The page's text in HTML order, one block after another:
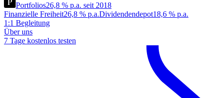
Portfolios26,8 % p.a. seit 2018
Finanzielle Freiheit26,8 % p.a.Dividendendepot18,6 % p.a.
1:1 Begleitung
Über uns
7 Tage kostenlos testen